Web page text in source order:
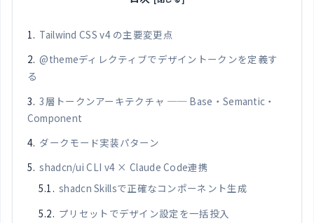
Tailwind CSS v4 の主要変更点
@themeディレクティブでデザイントークンを定義す
る
3層トークンアーキテクチャ ── Base・Semantic・
Component
ダークモード実装パターン
shadcn/ui CLI v4 × Claude Code連携
shadcn Skillsで正確なコンポーネント生成
プリセットでデザイン設定を一括投入